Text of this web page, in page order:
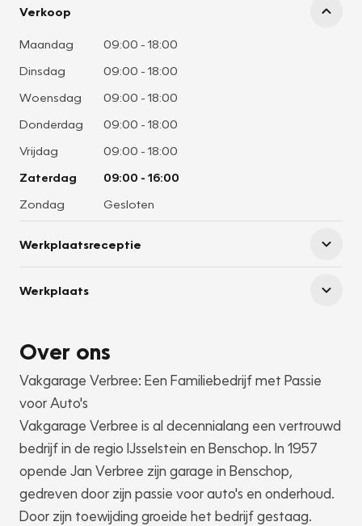
Verkoop
Maandag 09:00 - 18:00
Dinsdag
09:00 - 18:00
Woensdag
09:00 - 18:00
Donderdag
09:00 - 18:00
Vrijdag
09:00 - 18:00
Zaterdag
09:00 - 16:00
Zondag
Gesloten
Werkplaatsreceptie
Werkplaats
Over ons
Vakgarage Verbree: Een Familiebedrijf met Passie
voor Auto's
Vakgarage Verbree is al decennialang een vertrouwd
bedrijf in de regio IJsselstein en Benschop. In 1957
opende Jan Verbree zijn garage in Benschop,
gedreven door zijn passie voor auto's en onderhoud.
Door zijn toewijding groeide het bedrijf gestaag.